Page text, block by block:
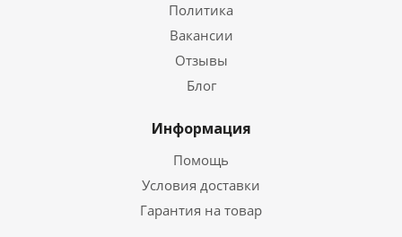
Политика
Вакансии
Отзывы
Блог
Информация
Помощь
Условия доставки
Гарантия на товар